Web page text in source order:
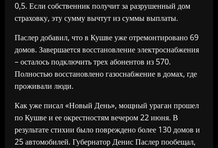
0,5. Если собственник получит за разрушенный дом
страховку, эту сумму вычтут из суммы выплаты.
Паслер добавил, что в Кушве уже отремонтировано 69
домов. Завершается восстановление электроснабжения
– осталось подключить трех абонентов из 570.
Полностью восстановлено газоснабжение в домах, где
проживали люди.
Как уже писал «Новый День», мощный ураган прошел
по Кушве и ее окрестностям вечером 22 июня. В
результате стихии было повреждено более 130 домов и
25 автомобилей. Губернатор Денис Паслер пообещал,